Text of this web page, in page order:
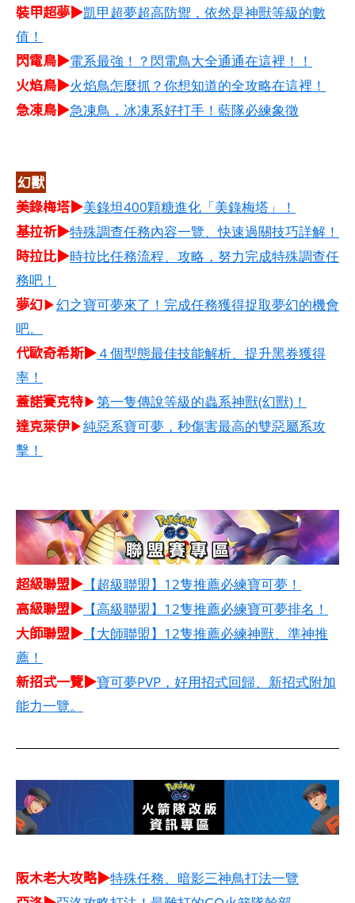
裝甲超夢▶凱甲超夢超高防禦，依然是神獸等級的數
值！
閃電鳥▶電系最強！？閃電鳥大全通通在這裡！！
火焰鳥▶火焰鳥怎麼抓？你想知道的全攻略在這裡！
急凍鳥▶急凍鳥，冰凍系好打手！藍隊必練象徵
幻獸
美錄梅塔▶美錄坦400顆糖進化「美錄梅塔」！
基拉祈▶特殊調查任務內容一覽、快速過關技巧詳解！
時拉比▶時拉比任務流程、攻略，努力完成特殊調查任
務吧！
夢幻▶幻之寶可夢來了！完成任務獲得捉取夢幻的機會
吧。
代歐奇希斯▶４個型態最佳技能解析、提升黑券獲得
率！
蓋諾賽克特▶第一隻傳說等級的蟲系神獸(幻獸)！
達克萊伊▶純惡系寶可夢，秒傷害最高的雙惡屬系攻
擊！
超級聯盟▶ 【超級聯盟】12隻推薦必練寶可夢！
高級聯盟▶ 【高級聯盟】12隻推薦必練寶可夢排名！
大師聯盟▶ 【大師聯盟】12隻推薦必練神獸、準神推
薦！
新招式一覽▶寶可夢PVP，好用招式回歸、新招式附加
能力一覽。
阪木老大攻略▶特殊任務、暗影三神鳥打法一覽